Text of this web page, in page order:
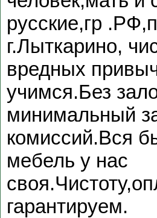
русские,гр
г.Лыткарино,
вредных
учимся.Без
минимальный
комиссий.Вся
мебель у нас
гарантируем.